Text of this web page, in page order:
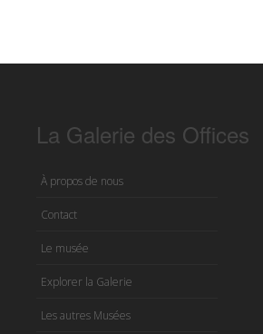
La Galerie des Offices
À propos de nous
Contact
Le musée
Explorer la Galerie
Les autres Musées